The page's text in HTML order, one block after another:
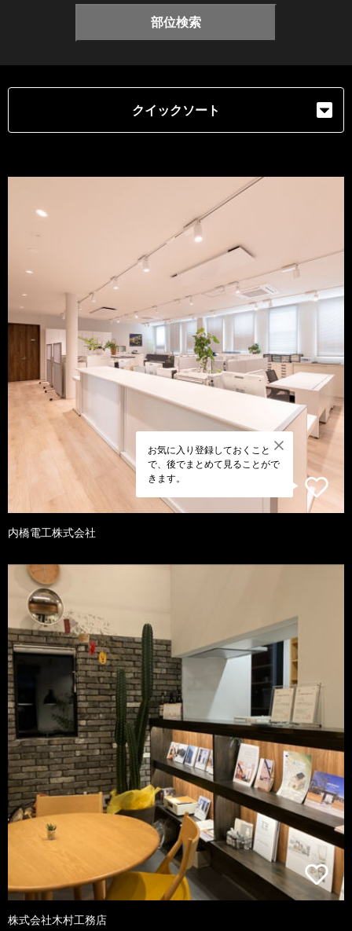
部位検索
クイックソート
お気に入り登録しておくこと
で、後でまとめて見ることがで
きます。
内橋電工株式会社
株式会社木村工務店